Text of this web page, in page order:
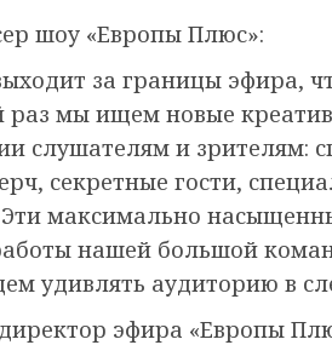
шоу «Европы Плюс»:
за границы эфира,
мы ищем новые
слушателям и зрителям:
секретные гости,
максимально
нашей большой
удивлять аудиторию в
эфира «Европы